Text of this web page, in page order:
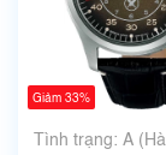
Giảm 33%
Tình trạng: A